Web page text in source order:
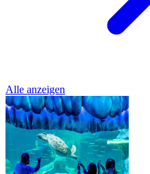
Alle anzeigen